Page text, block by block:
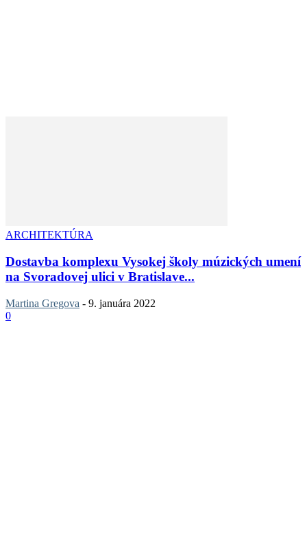
ARCHITEKTÚRA
Dostavba komplexu Vysokej školy múzických umení
na Svoradovej ulici v Bratislave...
Martina Gregova - 9. januára 2022
0